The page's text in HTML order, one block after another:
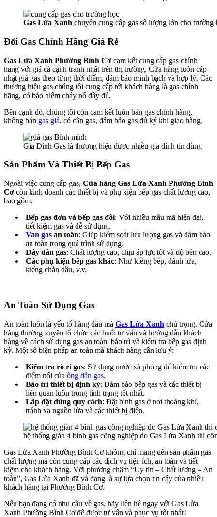
Gas Lửa Xanh chuyên cung cấp gas số lượng lớn cho
Đổi Gas Chính Hãng Giá Rẻ
Gas Lửa Xanh Phường Bình Cơ cam kết cung cấp gas chính
hãng với giá cả cạnh tranh nhất trên thị trường. Cửa hàng luôn cập
nhật giá gas theo từng thời điểm, đảm bảo minh bạch và hợp lý. Các
thương hiệu gas chúng tôi cung cấp tới khách hàng là gas chính
hãng, có bảo hiểm cháy nổ đầy đủ.
Bên cạnh đó, chúng tôi còn cam kết luôn bán gas chính hãng,
không bán gas giả, có cân gas, đảm bảo gas đủ ký khi giao hàng.
Gia Đình Gas là thương hiệu được nhiều gia đình tin dùng
Sản Phẩm Và Thiết Bị Bếp Gas
Ngoài việc cung cấp gas, Cửa hàng Gas Lửa Xanh Phường Bình
Cơ còn kinh doanh các thiết bị và phụ kiện bếp gas chất lượng cao,
bao gồm:
Bếp gas đơn và bếp gas đôi: Với nhiều mẫu mã hiện đại,
tiết kiệm gas và dễ sử dụng.
Van gas an toàn: Giúp kiểm soát lưu lượng gas và đảm bảo
an toàn trong quá trình sử dụng.
Dây dẫn gas: Chất lượng cao, chịu áp lực tốt và độ bền cao.
Các phụ kiện bếp gas khác: Như kiềng bếp, đánh lửa,
kiếng chắn dầu, v.v.
An Toàn Sử Dụng Gas
An toàn luôn là yếu tố hàng đầu mà Gas Lửa Xanh chú trọng. Cửa
hàng thường xuyên tổ chức các buổi tư vấn và hướng dẫn khách
hàng về cách sử dụng gas an toàn, bảo trì và kiểm tra bếp gas định
kỳ. Một số biện pháp an toàn mà khách hàng cần lưu ý:
Kiểm tra rò rỉ gas: Sử dụng nước xà phòng để kiểm tra các
điểm nối của ống dẫn gas.
Bảo trì thiết bị định kỳ: Đảm bảo bếp gas và các thiết bị
liên quan luôn trong tình trạng tốt nhất.
Lắp đặt đúng quy cách: Đặt bình gas ở nơi thoáng khí,
tránh xa nguồn lửa và các thiết bị điện.
hệ thống giàn 4 bình gas công nghiệp do Gas Lửa Xanh thi
Gas Lửa Xanh Phường Bình Cơ không chỉ mang đến sản phẩm gas
chất lượng mà còn cung cấp các dịch vụ tiện ích, an toàn và tiết
kiệm cho khách hàng. Với phương châm “Uy tín – Chất lượng – An
toàn”, Gas Lửa Xanh đã và đang là sự lựa chọn tin cậy của nhiều
khách hàng tại Phường Bình Cơ.
Nếu bạn đang có nhu cầu về gas, hãy liên hệ ngay với Gas Lửa
Xanh Phường Bình Cơ để được tư vấn và phục vụ tốt nhất!